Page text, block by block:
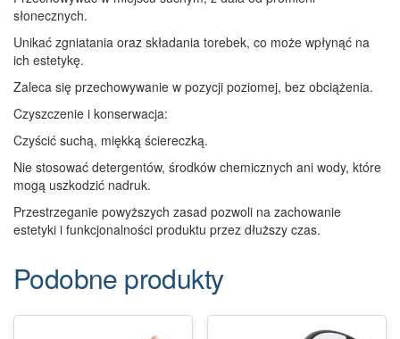
słonecznych.
Unikać zgniatania oraz składania torebek, co może wpłynąć na
ich estetykę.
Zaleca się przechowywanie w pozycji poziomej, bez obciążenia.
Czyszczenie i konserwacja:
Czyścić suchą, miękką ściereczką.
Nie stosować detergentów, środków chemicznych ani wody, które
mogą uszkodzić nadruk.
Przestrzeganie powyższych zasad pozwoli na zachowanie
estetyki i funkcjonalności produktu przez dłuższy czas.
Podobne produkty